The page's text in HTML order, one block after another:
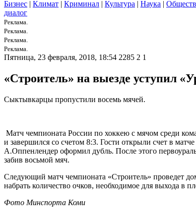
Бизнес | Климат | Криминал | Культура | Наука |
диалог
Реклама.
Реклама.
Реклама.
Реклама.
Пятница, 23 февраля, 2018, 18:54 2285 2 1
«Строитель» на выезде уступил
Сыктывкарцы пропустили восемь мячей.
Матч чемпионата России по хоккею с мячом среди
и завершился со счетом 8:3. Гости открыли счет в
А.Оппенлендер оформил дубль. После этого
забив восьмой мяч.
Следующий матч чемпионата «Строитель» проведет
набрать количество очков, необходимое для выхода в
Фото Минспорта Коми